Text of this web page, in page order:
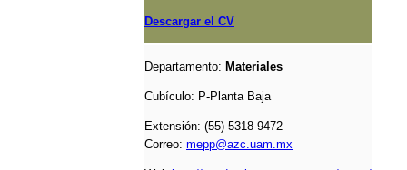
Descargar el CV
Departamento: Materiales
Cubículo: P-Planta Baja
Extensión: (55) 5318-9472
Correo: mepp@azc.uam.mx